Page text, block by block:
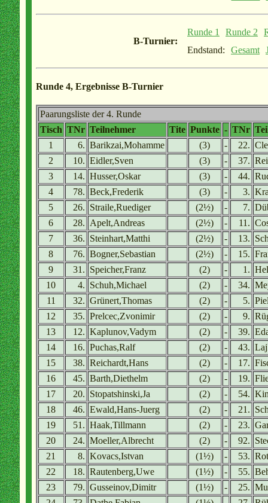
B-Turnier:
Runde 1 Runde 2
Endstand:
Gesamt
Runde 4, Ergebnisse B-Turnier
Paarungsliste der 4. Runde
Tisch TNr Teilnehmer Tite Punkte - TNr
1
6. Barikzai,Mohamme (3) - 22.
2
10. Eidler,Sven (3) - 37.
3
14. Husser,Oskar (3) - 44.
4
78. Beck,Frederik (3) - 3.
5
26. Straile,Ruediger (2½) - 7.
6
28. Apelt,Andreas (2½) - 11.
7
36. Steinhart,Matthi (2½) - 13.
8
76. Bogner,Sebastian (2½) - 15.
9
31. Speicher,Franz (2) - 1.
10
4. Schuh,Michael (2) - 34.
11
32. Grünert,Thomas (2) - 5.
12
35. Prelcec,Zvonimir (2) - 9.
13
12. Kaplunov,Vadym (2) - 39.
14
16. Puchas,Ralf (2) - 43.
15
38. Reichardt,Hans (2) - 17.
16
45. Barth,Diethelm (2) - 19.
17
20. Stopatshinski,Ja (2) - 54.
18
46. Ewald,Hans-Juerg (2) - 21.
19
51. Haak,Tillmann (2) - 23.
20
24. Moeller,Albrecht (2) - 92.
21
8. Kovacs,Istvan (1½) - 53.
22
18. Rautenberg,Uwe (1½) - 55.
23
79. Gusseinov,Dimitr (1½) - 25.